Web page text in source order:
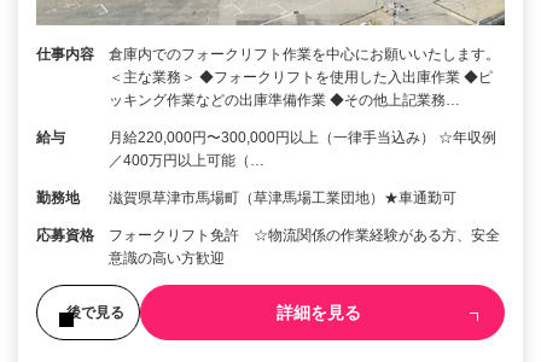
仕事内容
倉庫内でのフォークリフト作業を中心にお願いいたします。
＜主な業務＞ ◆フォークリフトを使用した入出庫作業 ◆ピ
ッキング作業などの出庫準備作業 ◆その他上記業務…
給与
月給220,000円〜300,000円以上（一律手当込み） ☆年収例
／400万円以上可能（…
勤務地 滋賀県草津市馬場町（草津馬場工業団地）★車通勤可
応募資格
フォークリフト免許 ☆物流関係の作業経験がある方、安全
意識の高い方歓迎
後で見る 詳細を見る